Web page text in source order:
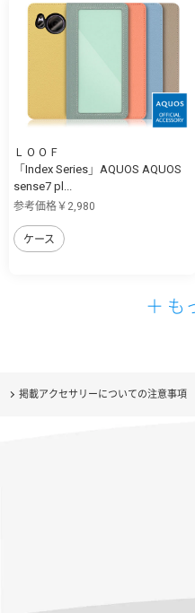
ＬＯＯＦ
「Index Series」AQUOS AQUOS
sense7 pl...
参考価格￥2,980
ケース
＋ も
掲載アクセサリーについての注意事項